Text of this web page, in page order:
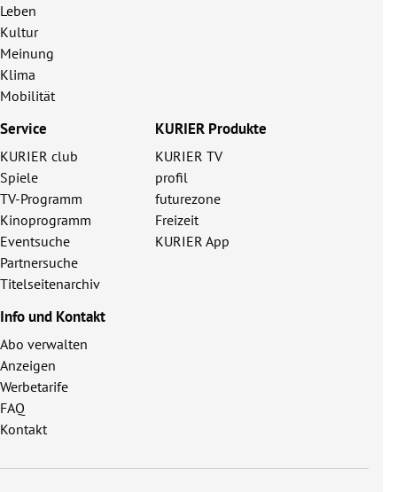
Leben
Kultur
Meinung
Klima
Mobilität
Service
KURIER club
Spiele
TV-Programm
Kinoprogramm
Eventsuche
Partnersuche
Titelseitenarchiv
KURIER Produkte
KURIER TV
profil
futurezone
Freizeit
KURIER App
Info und Kontakt
Abo verwalten
Anzeigen
Werbetarife
FAQ
Kontakt